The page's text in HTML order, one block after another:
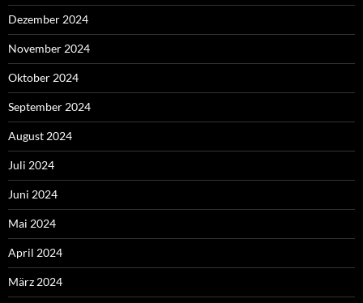
Dezember 2024
November 2024
Oktober 2024
September 2024
August 2024
Juli 2024
Juni 2024
Mai 2024
April 2024
März 2024